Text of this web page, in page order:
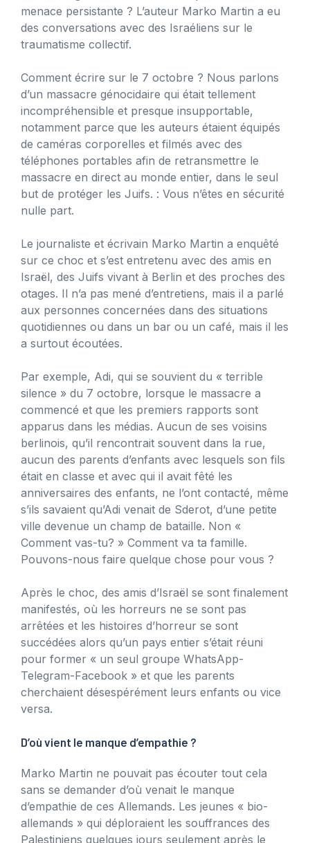
menace persistante ? L’auteur Marko Martin a eu
des conversations avec des Israéliens sur le
traumatisme collectif.
Comment écrire sur le 7 octobre ? Nous parlons
d’un massacre génocidaire qui était tellement
incompréhensible et presque insupportable,
notamment parce que les auteurs étaient équipés
de caméras corporelles et filmés avec des
téléphones portables afin de retransmettre le
massacre en direct au monde entier, dans le seul
but de protéger les Juifs. : Vous n’êtes en sécurité
nulle part.
Le journaliste et écrivain Marko Martin a enquêté
sur ce choc et s’est entretenu avec des amis en
Israël, des Juifs vivant à Berlin et des proches des
otages. Il n’a pas mené d’entretiens, mais il a parlé
aux personnes concernées dans des situations
quotidiennes ou dans un bar ou un café, mais il les
a surtout écoutées.
Par exemple, Adi, qui se souvient du « terrible
silence » du 7 octobre, lorsque le massacre a
commencé et que les premiers rapports sont
apparus dans les médias. Aucun de ses voisins
berlinois, qu’il rencontrait souvent dans la rue,
aucun des parents d’enfants avec lesquels son fils
était en classe et avec qui il avait fêté les
anniversaires des enfants, ne l’ont contacté, même
s’ils savaient qu’Adi venait de Sderot, d’une petite
ville devenue un champ de bataille. Non «
Comment vas-tu? » Comment va ta famille.
Pouvons-nous faire quelque chose pour vous ?
Après le choc, des amis d’Israël se sont finalement
manifestés, où les horreurs ne se sont pas
arrêtées et les histoires d’horreur se sont
succédées alors qu’un pays entier s’était réuni
pour former « un seul groupe WhatsApp-
Telegram-Facebook » et que les parents
cherchaient désespérément leurs enfants ou vice
versa.
D’où vient le manque d’empathie ?
Marko Martin ne pouvait pas écouter tout cela
sans se demander d’où venait le manque
d’empathie de ces Allemands. Les jeunes « bio-
allemands » qui déploraient les souffrances des
Palestiniens quelques jours seulement après le